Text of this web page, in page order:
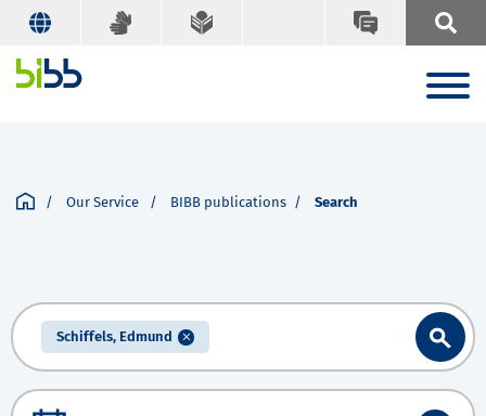
Our Service BIBB publications Search
Schiffels, Edmund